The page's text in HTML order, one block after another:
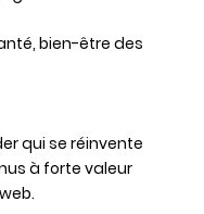
bien-être des
qui se réinvente
à forte valeur